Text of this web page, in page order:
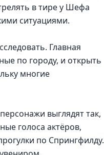
в тире у Шефа
ситуациями.
Главная
по городу, и открыть
многие
выглядят так,
голоса актёров,
по Спрингфилду.